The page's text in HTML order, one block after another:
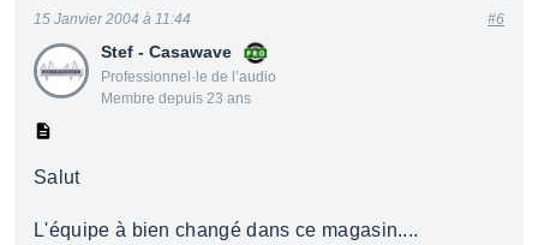
Stef - Casawave
Professionnel·le de l’audio
Membre depuis 23 ans
15 Janvier 2004 à 11:44 #6
Salut
L'équipe à bien changé dans ce magasin....